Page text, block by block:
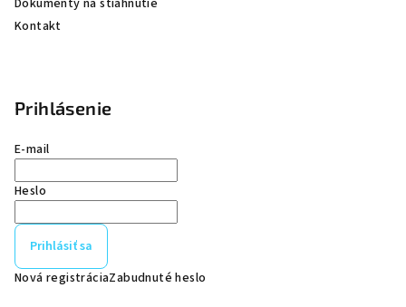
Dokumenty na stiahnutie
Kontakt
Prihlásenie
E-mail
Heslo
Prihlásiť sa
Nová registráciaZabudnuté heslo